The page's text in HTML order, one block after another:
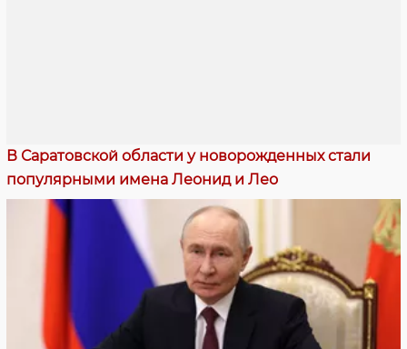
В Саратовской области у новорожденных стали
популярными имена Леонид и Лео